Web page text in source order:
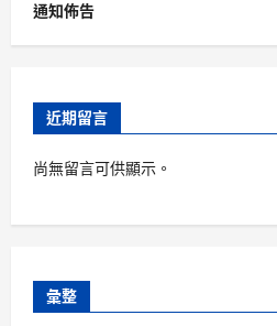
通知佈告
近期留言
尚無留言可供顯示。
彙整